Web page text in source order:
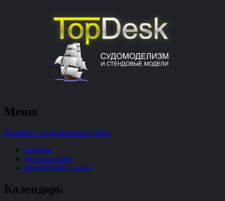
TopDesk
судомоделизм и стендовые модели
Меню
Перейти к содержимому сайта
Главная
Об этом сайте
Интересные ссылки
Календарь